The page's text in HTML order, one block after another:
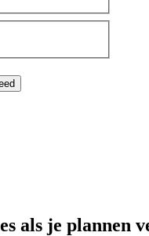
als je plannen